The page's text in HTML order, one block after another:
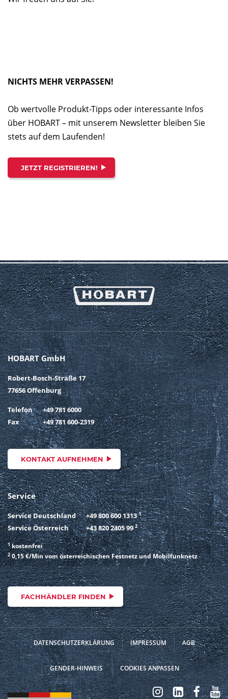
NICHTS MEHR VERPASSEN!
Ob wertvolle Produkt-Tipps oder interessante Infos
über HOBART – mit unserem Newsletter bleiben Sie
stets auf dem Laufenden!
JETZT REGISTRIEREN!
HOBART GmbH
Robert-Bosch-Straße 17
77656 Offenburg
Telefon
+49 781 6000
Fax
+49 781 600-2319
KONTAKT AUFNEHMEN
Service
Service Deutschland +49 800 600 1313 1
Service Österreich +43 820 2405 99 2
1kostenfrei
20,15 €/Min vom österreichischen Festnetz und Mobilfunknetz
FACHHÄNDLER FINDEN
DATENSCHUTZERKLÄRUNG IMPRESSUM AGB
GENDER-HINWEIS COOKIES ANPASSEN